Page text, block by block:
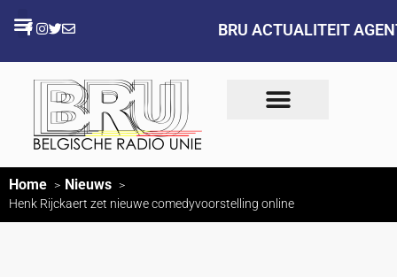
BRU ACTUALITEIT
Home Nieuws
Henk Rijckaert zet nieuwe comedyvoorstelling online